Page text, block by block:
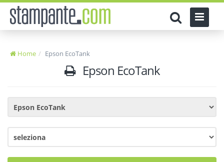
Home Epson EcoTank
Epson EcoTank